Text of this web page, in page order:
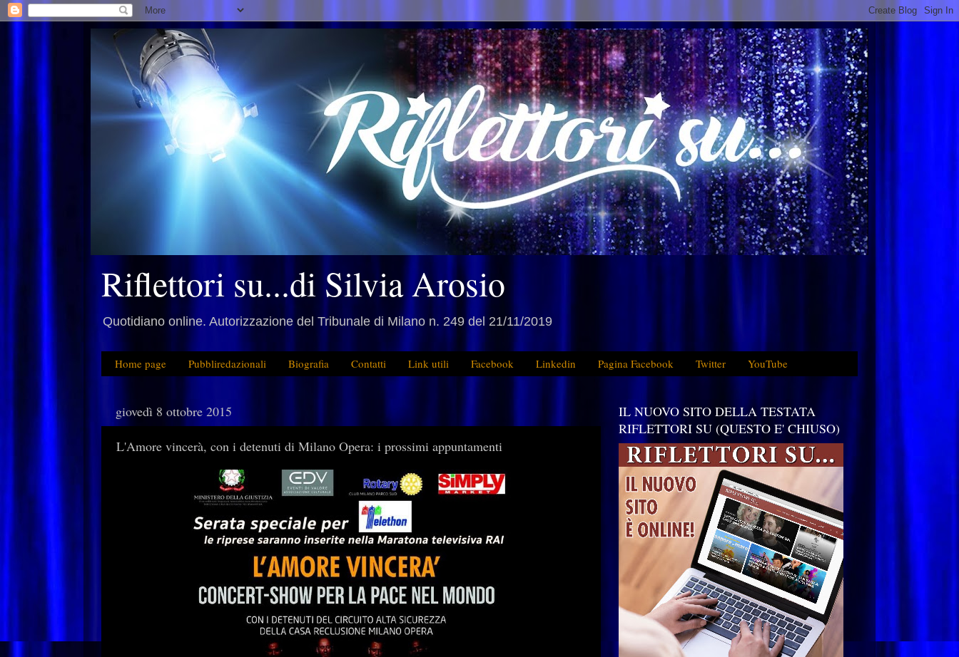
Riflettori su...di Silvia Arosio
Quotidiano online. Autorizzazione del Tribunale di Milano n. 249 del 21/11/2019
Home page Pubbliredazionali Biografia Contatti Link utili Facebook Linkedin Pagina Facebook Twitter YouTube
giovedì 8 ottobre 2015
L'Amore vincerà, con i detenuti di Milano Opera: i prossimi appuntamenti
IL NUOVO SITO DELLA TESTATA
RIFLETTORI SU (QUESTO E' CHIUSO)